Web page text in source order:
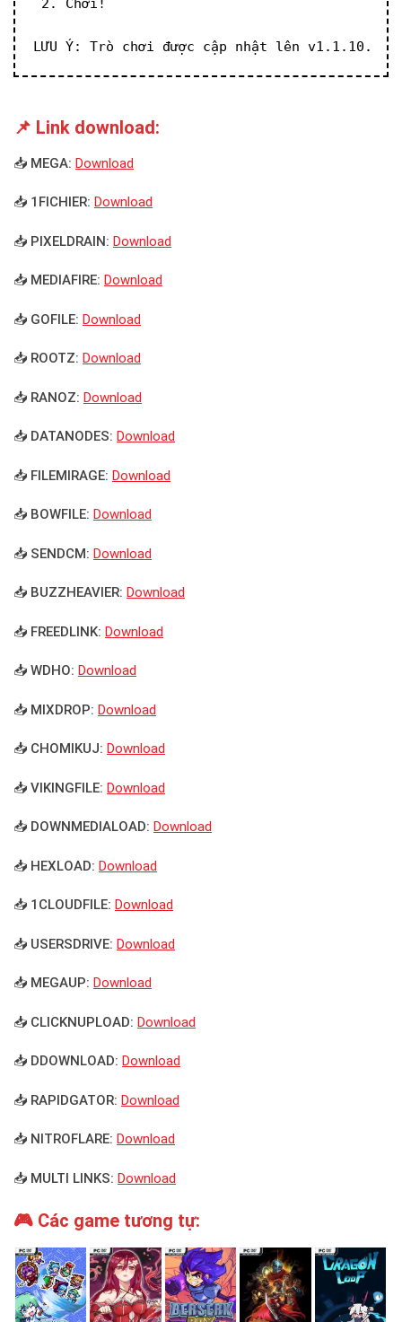
2. Chơi!
LƯU Ý: Trò chơi được cập nhật lên v1.1.10.
📌 Link download:
📥 MEGA: Download
📥 1FICHIER: Download
📥 PIXELDRAIN: Download
📥 MEDIAFIRE: Download
📥 GOFILE: Download
📥 ROOTZ: Download
📥 RANOZ: Download
📥 DATANODES: Download
📥 FILEMIRAGE: Download
📥 BOWFILE: Download
📥 SENDCM: Download
📥 BUZZHEAVIER: Download
📥 FREEDLINK: Download
📥 WDHO: Download
📥 MIXDROP: Download
📥 CHOMIKUJ: Download
📥 VIKINGFILE: Download
📥 DOWNMEDIALOAD: Download
📥 HEXLOAD: Download
📥 1CLOUDFILE: Download
📥 USERSDRIVE: Download
📥 MEGAUP: Download
📥 CLICKNUPLOAD: Download
📥 DDOWNLOAD: Download
📥 RAPIDGATOR: Download
📥 NITROFLARE: Download
📥 MULTI LINKS: Download
🎮 Các game tương tự: